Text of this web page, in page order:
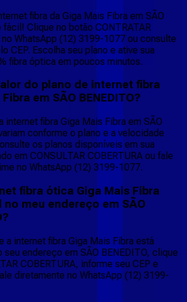
fibra da Giga Mais Fibra em SÃO
fácil! Clique no botão CONTRATAR
no WhatsApp (12) 3199-1077 ou consulte
CEP. Escolha seu plano e ative sua
fibra óptica em poucos minutos.
do plano de internet fibra
em SÃO BENEDITO?
internet fibra Giga Mais Fibra em SÃO
conforme o plano e a velocidade
os planos disponíveis em sua
em CONSULTAR COBERTURA ou fale
no WhatsApp (12) 3199-1077.
fibra ótica Giga Mais Fibra
no meu endereço em SÃO
a internet fibra Giga Mais Fibra está
seu endereço em SÃO BENEDITO, clique
COBERTURA, informe seu CEP e
diretamente no WhatsApp (12) 3199-